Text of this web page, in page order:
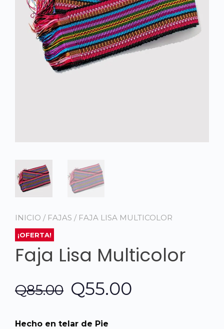
INICIO / FAJAS / FAJA LISA MULTICOLOR
¡OFERTA!
Faja Lisa Multicolor
Q85.00 El
precio
Q55.00
Hecho en telar de Pie